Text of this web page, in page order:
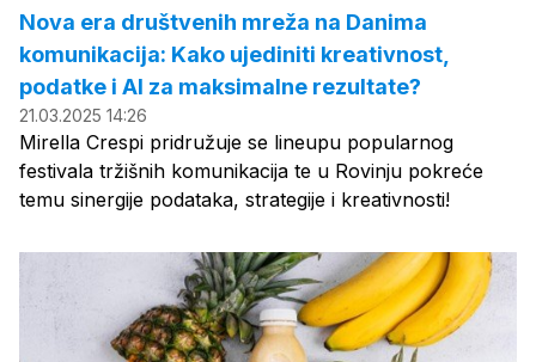
Nova era društvenih mreža na Danima
komunikacija: Kako ujediniti kreativnost,
podatke i AI za maksimalne rezultate?
21.03.2025 14:26
Mirella Crespi pridružuje se lineupu popularnog
festivala tržišnih komunikacija te u Rovinju pokreće
temu sinergije podataka, strategije i kreativnosti!